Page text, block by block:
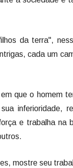
da terra",
cada um
que o homem
inferioridade,
e trabalha na
mostre seu